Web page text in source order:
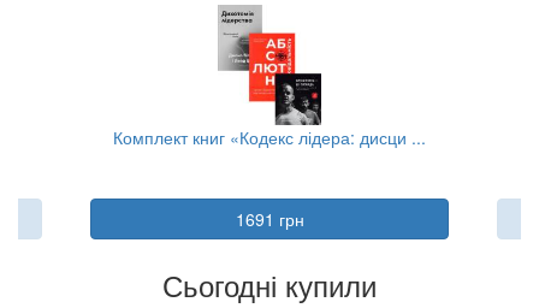
Комплект книг «Кодекс лідера: дисци ...
1691 грн
Сьогодні купили